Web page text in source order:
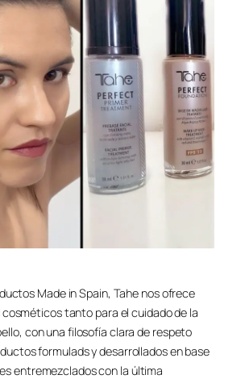
Made in Spain, Tahe nos ofrece
tanto para el cuidado de la
con una filosofía clara de respeto
formulads y desarrollados en base
entremezclados con la última